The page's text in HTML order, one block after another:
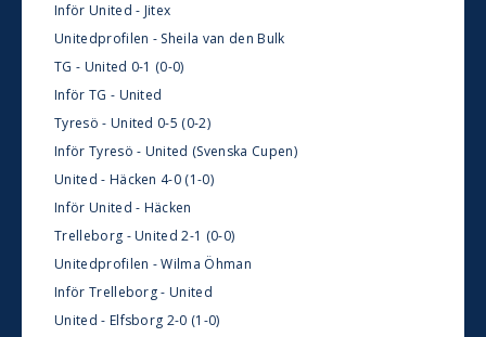
Inför United - Jitex
Unitedprofilen - Sheila van den Bulk
TG - United 0-1 (0-0)
Inför TG - United
Tyresö - United 0-5 (0-2)
Inför Tyresö - United (Svenska Cupen)
United - Häcken 4-0 (1-0)
Inför United - Häcken
Trelleborg - United 2-1 (0-0)
Unitedprofilen - Wilma Öhman
Inför Trelleborg - United
United - Elfsborg 2-0 (1-0)